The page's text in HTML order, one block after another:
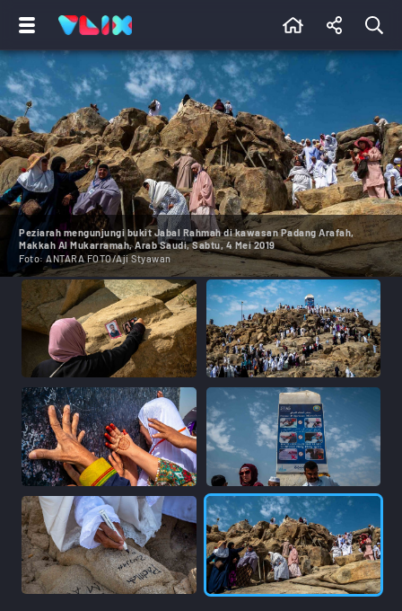
Peziarah mengunjungi bukit Jabal Rahmah di kawasan Padang Arafah,
Makkah Al Mukarramah, Arab Saudi, Sabtu, 4 Mei 2019
Foto: ANTARA FOTO/Aji Styawan